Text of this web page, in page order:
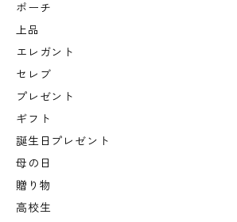
ポーチ
上品
エレガント
セレブ
プレゼント
ギフト
誕生日プレゼント
母の日
贈り物
高校生